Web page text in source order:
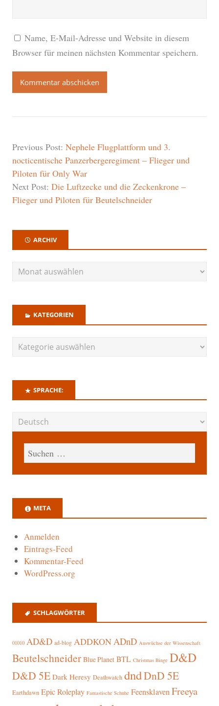
Name, E-Mail-Adresse und Website in diesem
Browser für meinen nächsten Kommentar speichern.
Previous Post: Nephele Flugplattform und 3.
nocticentische Panzerbergeregiment – Flieger und
Piloten für Only War
Next Post: Die Luftzecke und die Zeckenkrone –
Flieger und Piloten für Beutelschneider
ARCHIV
KATEGORIEN
SPRACHE:
META
Anmelden
Eintrags-Feed
Kommentar-Feed
WordPress.org
SCHLAGWÖRTER
01010 AD&D ad-blog ADDKONADnD Auswüchse der Wissenschaft
Beutelschneider Blue Planet BTL Christmas Binge D&D
D&D 5E Dark Heresy Deathwatch dndDnD 5E
Earthdawn Epic Roleplay Fantastische Schuhe FeensklavenFreeya